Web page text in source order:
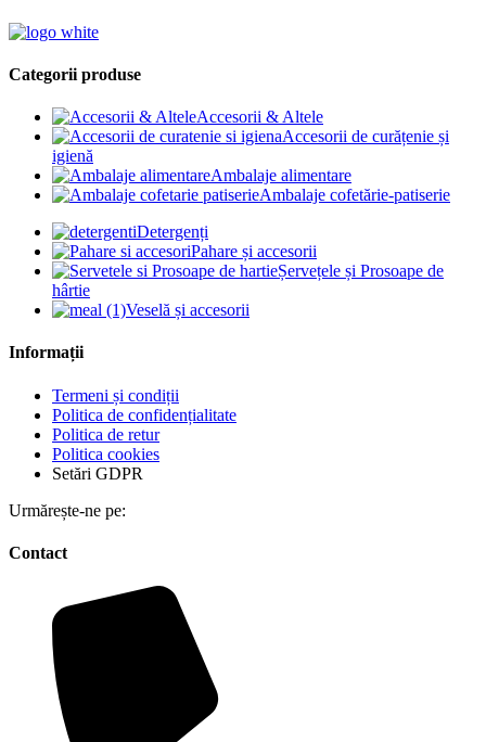
Categorii produse
Accesorii & Altele
Accesorii de curățenie și
igienă
Ambalaje alimentare
Ambalaje cofetărie-patiserie
Detergenți
Pahare și accesorii
Șervețele și Prosoape de
hârtie
Veselă și accesorii
Informații
Termeni și condiții
Politica de confidențialitate
Politica de retur
Politica cookies
Setări GDPR
Urmărește-ne pe:
Contact